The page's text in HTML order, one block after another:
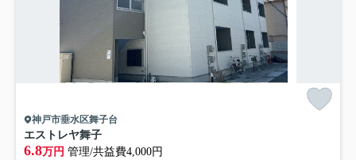
神戸市垂水区舞子台
エストレヤ舞子
6.8万円 管理/共益費4,000円